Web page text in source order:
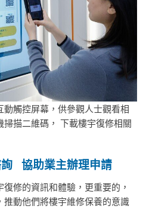
動觸控屏幕，供參觀人士觀看相
描二維碼， 下載樓宇復修相關
詢 協助業主辦理申請
修的資訊和體驗，更重要的，
動他們將樓宇維修保養的意識